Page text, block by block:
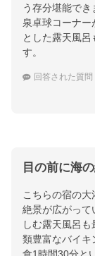
う存分堪能で
泉卓球コーナー
とした露天風
す。
回答された質問
目の前に海
こちらの宿の
絶景が広がって
しむ露天風呂
類豊富なバイキ